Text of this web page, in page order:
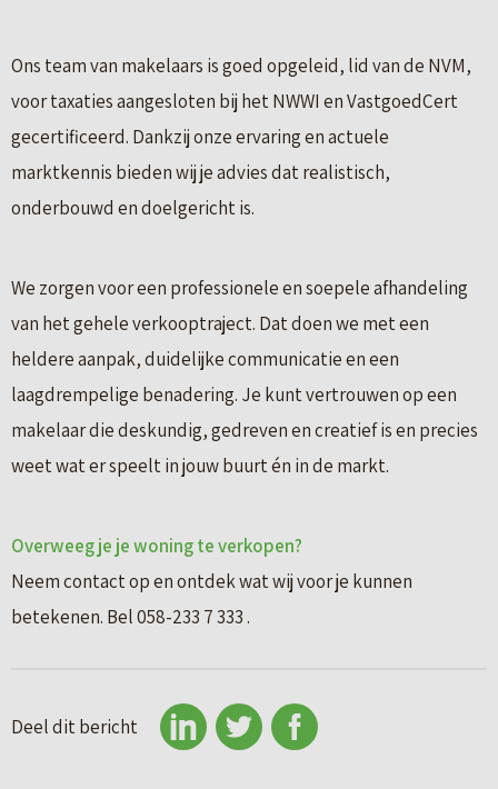
Ons team van makelaars is goed opgeleid, lid van de NVM,
voor taxaties aangesloten bij het NWWI en VastgoedCert
gecertificeerd. Dankzij onze ervaring en actuele
marktkennis bieden wij je advies dat realistisch,
onderbouwd en doelgericht is.
We zorgen voor een professionele en soepele afhandeling
van het gehele verkooptraject. Dat doen we met een
heldere aanpak, duidelijke communicatie en een
laagdrempelige benadering. Je kunt vertrouwen op een
makelaar die deskundig, gedreven en creatief is en precies
weet wat er speelt in jouw buurt én in de markt.
Overweeg je je woning te verkopen?
Neem contact op en ontdek wat wij voor je kunnen
betekenen. Bel 058-233 7 333 .
Deel dit bericht